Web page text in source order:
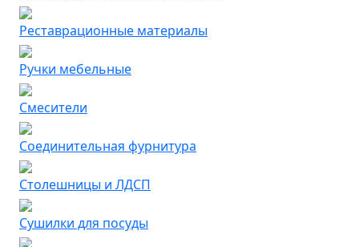
Реставрационные материалы
Ручки мебельные
Смесители
Соединительная фурнитура
Столешницы и ЛДСП
Сушилки для посуды